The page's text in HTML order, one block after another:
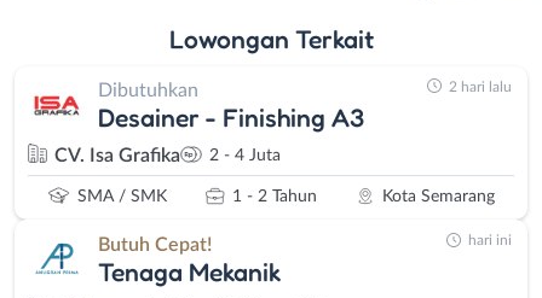
Lowongan Terkait
Dibutuhkan
Desainer - Finishing A3
CV. Isa Grafika 2 - 4 Juta
SMA / SMK 1 - 2 Tahun Kota Semarang
2 hari lalu
Butuh Cepat!
Tenaga Mekanik
hari ini